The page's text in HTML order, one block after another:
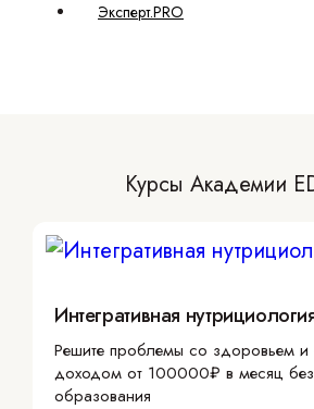
Эксперт.PRO
Курсы Академии
Интегративная
Решите проблемы со здоровьем и
доходом от 100000₽ в месяц
образования